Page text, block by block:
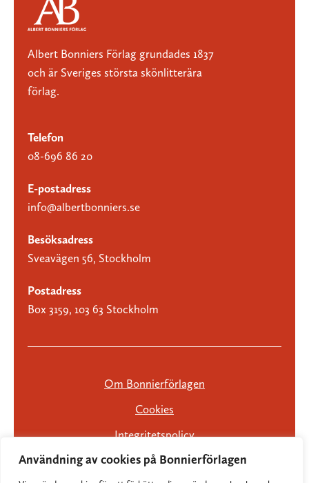
Användning av cookies på Bonnierförlagen
Albert Bonniers Förlag grundades 1837
och är Sveriges största skönlitterära
förlag.
Telefon
08-696 86 20
E-postadress
info@albertbonniers.se
Besöksadress
Sveavägen 56, Stockholm
Postadress
Box 3159, 103 63 Stockholm
Om Bonnierförlagen
Cookies
Integritetspolicy